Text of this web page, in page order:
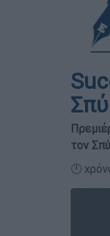
τον
🕛